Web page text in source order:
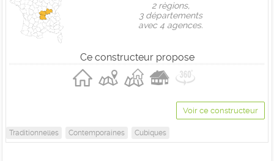
2 règions,
3 départements
avec 4 agences.
Ce constructeur propose
Voir ce constructeur
Traditionnelles Contemporaines Cubiques